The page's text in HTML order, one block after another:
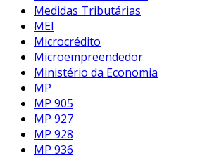
Medidas Tributárias
MEI
Microcrédito
Microempreendedor
Ministério da Economia
MP
MP 905
MP 927
MP 928
MP 936